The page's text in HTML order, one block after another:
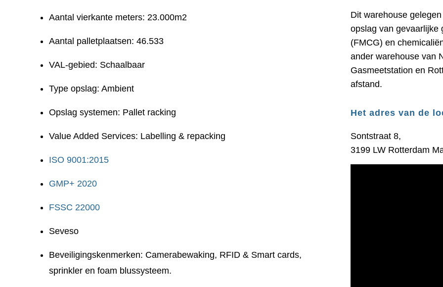
Aantal vierkante meters: 23.000m2
Aantal palletplaatsen: 46.533
VAL-gebied: Schaalbaar
Type opslag: Ambient
Opslag systemen: Pallet racking
Value Added Services: Labelling & repacking
ISO 9001:2015
GMP+ 2020
FSSC 22000
Seveso
Beveiligingskenmerken: Camerabewaking, RFID & Smart cards,
sprinkler en foam blussysteem.
Dit warehouse
opslag van gevaarlijke
(FMCG) en
ander warehouse van
Gasmeetstation en
afstand.
Het adres van de
Sontstraat 8,
3199 LW Rotterdam